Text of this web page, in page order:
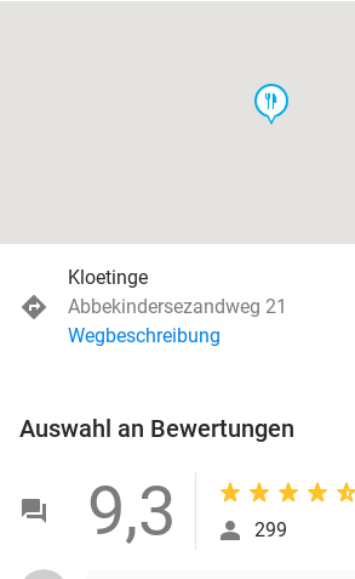
food
Kloetinge
Abbekindersezandweg 21
Wegbeschreibung
Auswahl an Bewertungen
9,3 299